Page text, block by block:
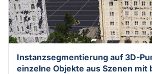
Instanzsegmentierung auf 3D-
einzelne Objekte aus Szenen mit